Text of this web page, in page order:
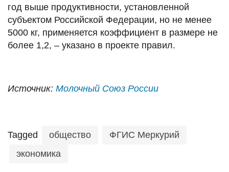
год выше продуктивности, установленной
субъектом Российской Федерации, но не менее
5000 кг, применяется коэффициент в размере не
более 1,2, – указано в проекте правил.
Источник: Молочный Союз России
Tagged общество
ФГИС Меркурий
экономика